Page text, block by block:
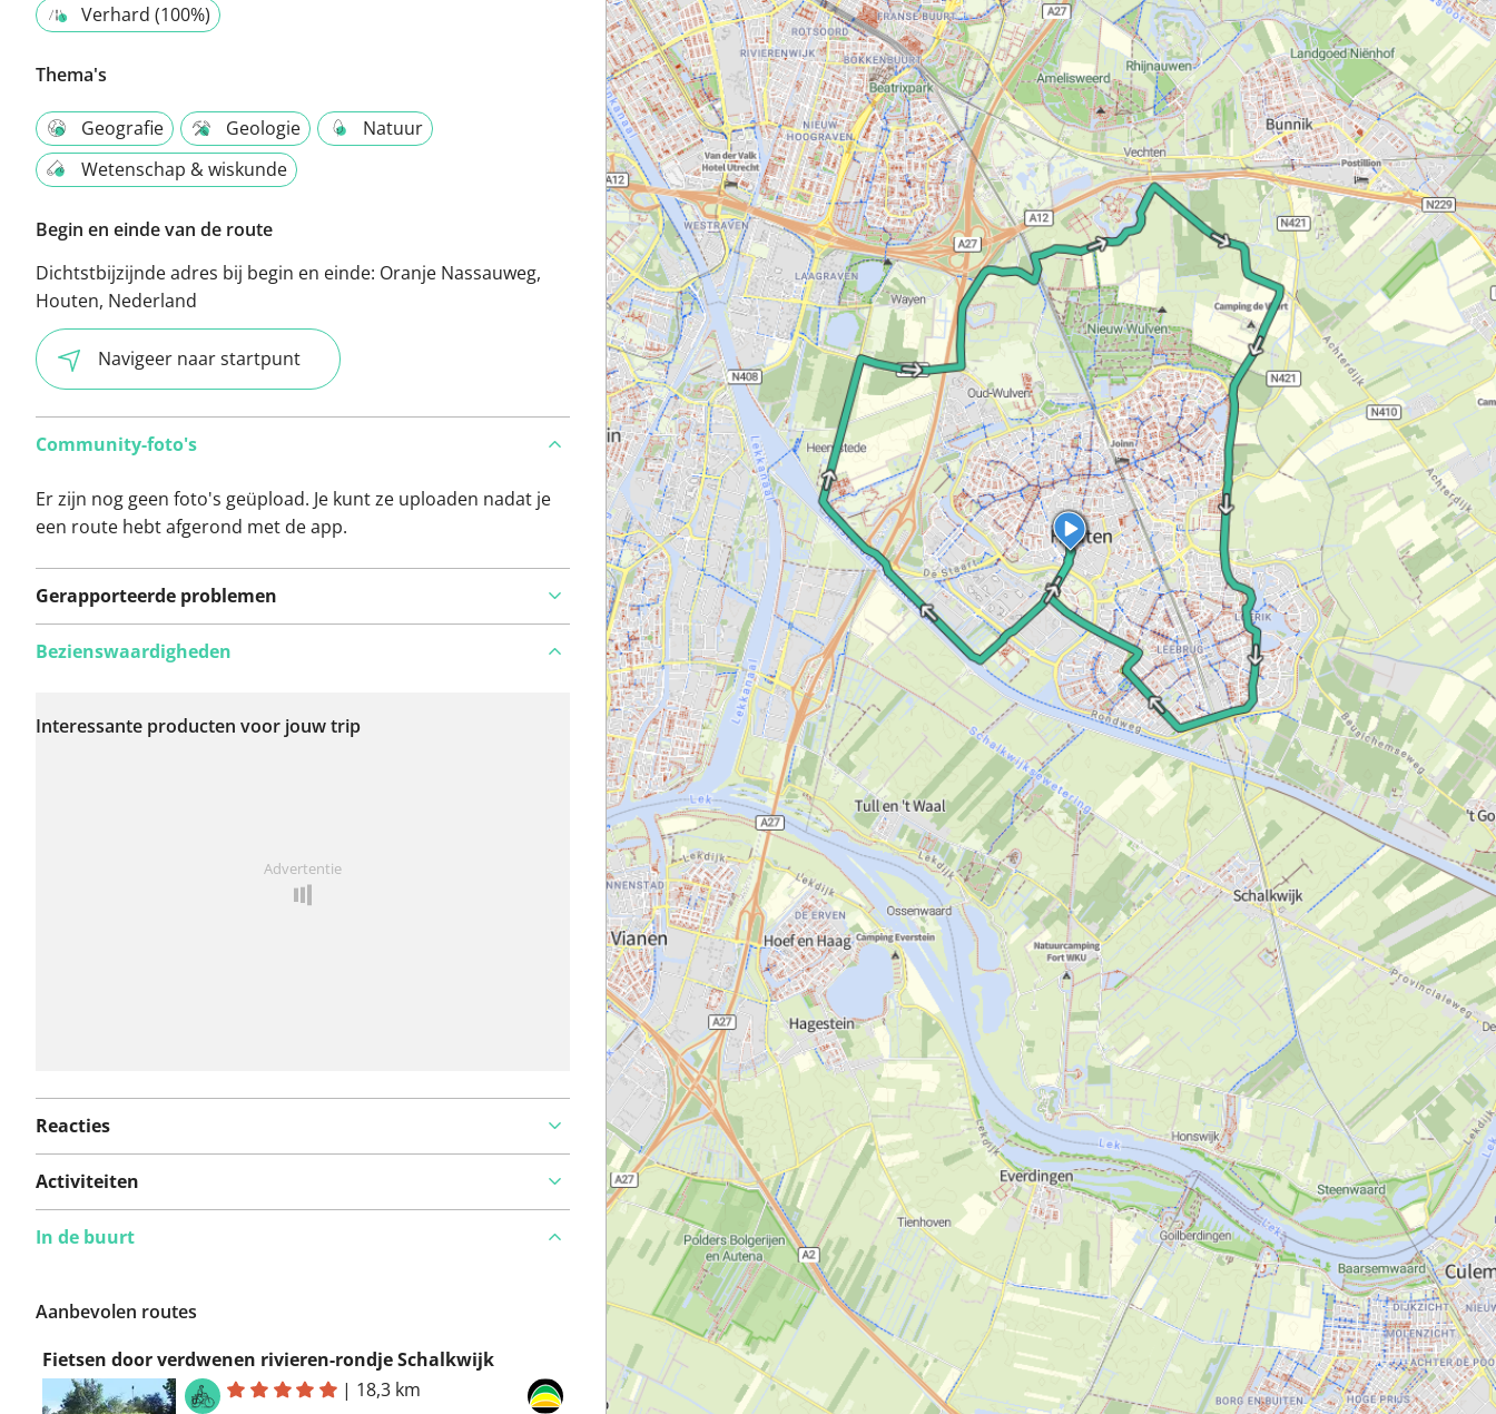
Verhard (100%)
Thema's
Geografie Geologie
Natuur
Wetenschap & wiskunde
Begin en einde van de route
Dichtstbijzijnde adres bij begin en einde: Oranje Nassauweg,
Houten, Nederland
Navigeer naar startpunt
Community-foto's
Er zijn nog geen foto's geüpload. Je kunt ze uploaden nadat je
een route hebt afgerond met de app.
Gerapporteerde problemen
problemen op deze
Bezienswaardigheden
Interessante producten voor jouw trip
Advertentie
Reacties
Activiteiten
In de buurt
Aanbevolen routes
Fietsen door verdwenen rivieren-rondje Schalkwijk
| 18,3 km